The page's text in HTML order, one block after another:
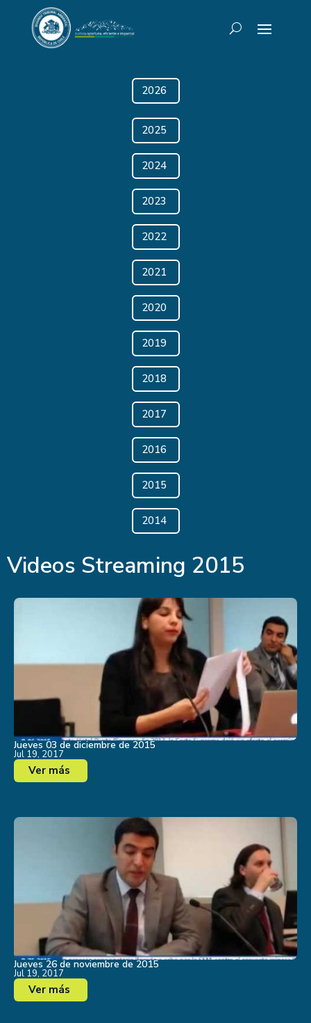
2026
2025
2024
2023
2022
2021
2020
2019
2018
2017
2016
2015
2014
Videos Streaming 2015
Jueves 03 de diciembre de 2015
Jul 19, 2017
Ver más
Jueves 26 de noviembre de 2015
Jul 19, 2017
Ver más